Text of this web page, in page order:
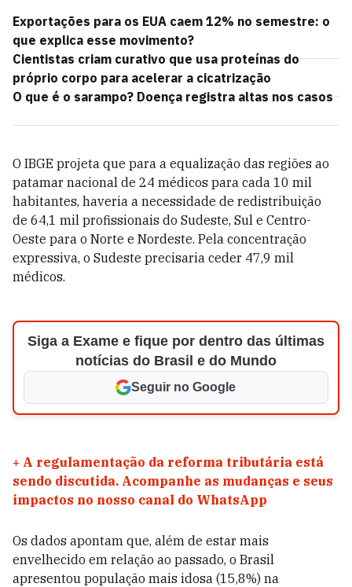
Exportações para os EUA caem 12% no semestre: o
que explica esse movimento?
Cientistas criam curativo que usa proteínas do
próprio corpo para acelerar a cicatrização
O que é o sarampo? Doença registra altas nos casos
O IBGE projeta que para a equalização das regiões ao
patamar nacional de 24 médicos para cada 10 mil
habitantes, haveria a necessidade de redistribuição
de 64,1 mil profissionais do Sudeste, Sul e Centro-
Oeste para o Norte e Nordeste. Pela concentração
expressiva, o Sudeste precisaria ceder 47,9 mil
médicos.
Siga a Exame e fique por dentro das últimas
notícias do Brasil e do Mundo
Seguir no Google
+ A regulamentação da reforma tributária está
sendo discutida. Acompanhe as mudanças e seus
impactos no nosso canal do WhatsApp
Os dados apontam que, além de estar mais
envelhecido em relação ao passado, o Brasil
apresentou população mais idosa (15,8%) na